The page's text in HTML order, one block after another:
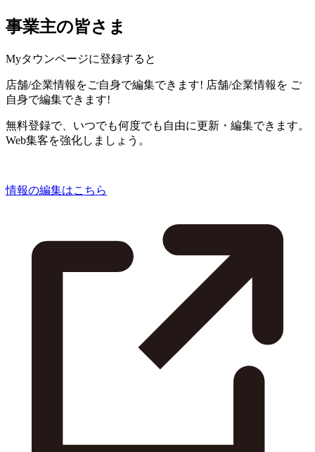
事業主の皆さま
Myタウンページに登録すると
店舗/企業情報をご自身で編集できます! 店舗/企業情報を ご
自身で編集できます!
無料登録で、いつでも何度でも自由に更新・編集できます。
Web集客を強化しましょう。
情報の編集はこちら